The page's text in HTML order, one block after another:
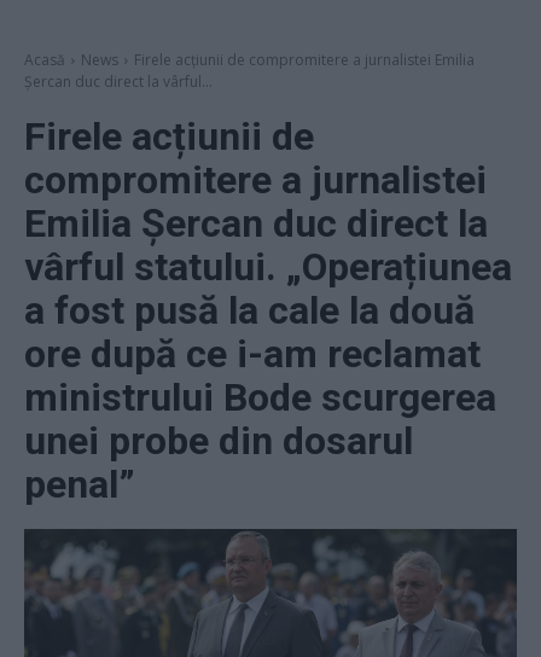
Acasă News
Firele acțiunii de compromitere a jurnalistei Emilia
Șercan duc direct la vârful...
Firele acțiunii de
compromitere a jurnalistei
Emilia Șercan duc direct la
vârful statului. „Operațiunea
a fost pusă la cale la două
ore după ce i-am reclamat
ministrului Bode scurgerea
unei probe din dosarul
penal”